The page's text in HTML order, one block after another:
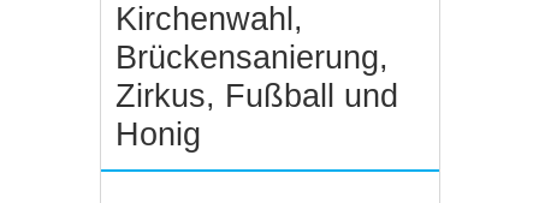
Kirchenwahl,
Brückensanierung,
Zirkus, Fußball und
Honig